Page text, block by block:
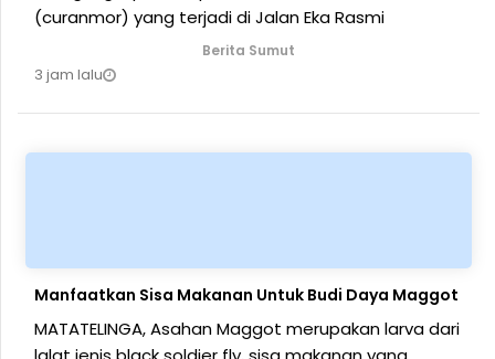
(curanmor) yang terjadi di Jalan Eka Rasmi
Berita Sumut
3 jam lalu
Manfaatkan Sisa Makanan Untuk Budi Daya Maggot
MATATELINGA, Asahan Maggot merupakan larva dari